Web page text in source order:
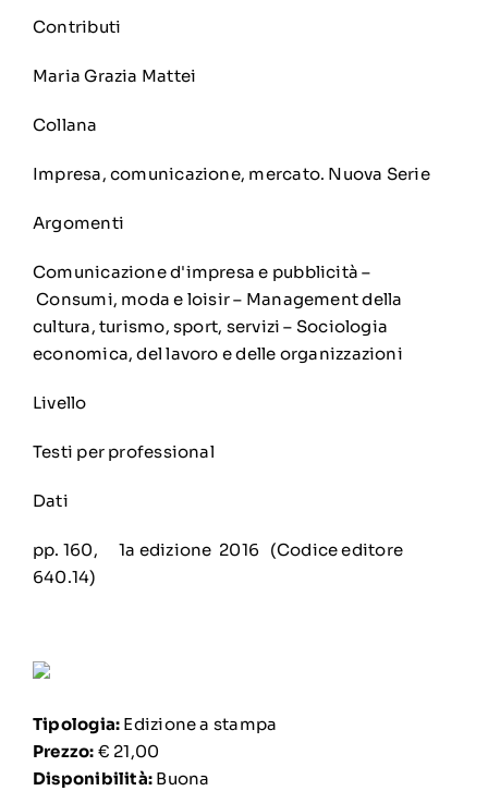
Contributi
Maria Grazia Mattei
Collana
Impresa, comunicazione, mercato. Nuova Serie
Argomenti
Comunicazione d'impresa e pubblicità –
Consumi, moda e loisir– Management della
cultura, turismo, sport, servizi – Sociologia
economica, del lavoro e delle organizzazioni
Livello
Testi per professional
Dati
pp. 160, 1a edizione 2016 (Codice editore
640.14)
Tipologia: Edizione a stampa
Prezzo: € 21,00
Disponibilità: Buona